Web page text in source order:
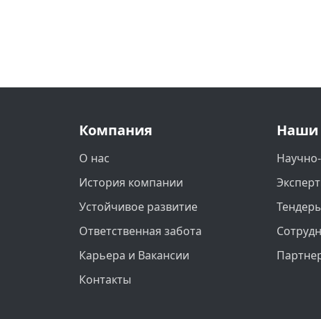
Компания
О нас
История компании
Устойчивое развитие
Ответственная забота
Карьера и Вакансии
Контакты
Наши